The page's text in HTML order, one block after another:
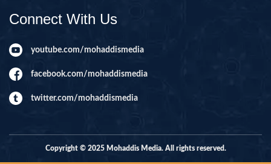
Connect With Us
youtube.com/mohaddismedia
facebook.com/mohaddismedia
twitter.com/mohaddismedia
Copyright © 2025 Mohaddis Media. All rights reserved.